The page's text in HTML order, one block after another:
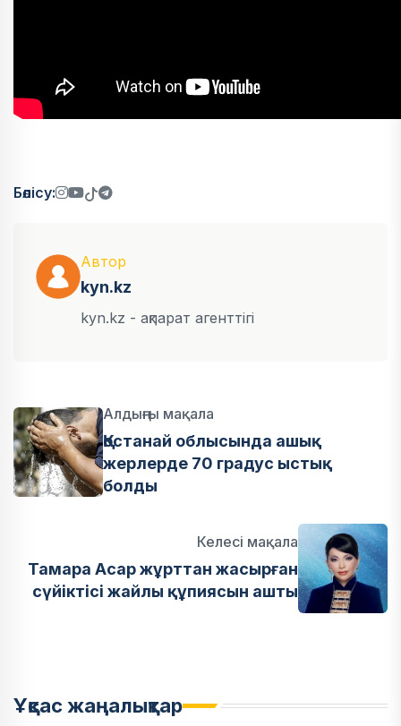
Бөлісу:
Автор
kyn.kz
kyn.kz - ақпарат агенттігі
Алдыңғы мақала
Қостанай облысында ашық
жерлерде 70 градус ыстық
болды
Келесі мақала
Тамара Асар жұрттан жасырған
сүйіктісі жайлы құпиясын ашты
Ұқсас жаңалықтар